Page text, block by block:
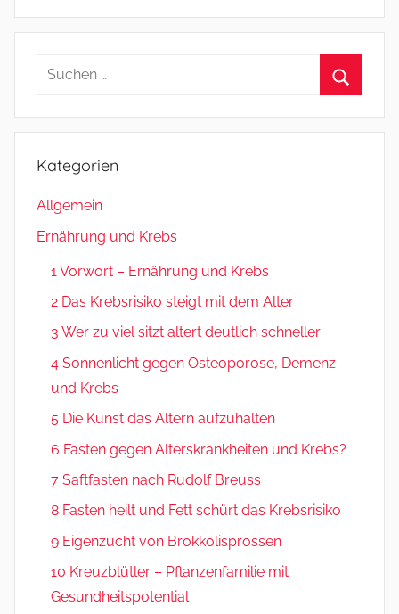
Suchen
Kategorien
Allgemein
Ernährung und Krebs
1 Vorwort – Ernährung und Krebs
2 Das Krebsrisiko steigt mit dem Alter
3 Wer zu viel sitzt altert deutlich schneller
4 Sonnenlicht gegen Osteoporose, Demenz
und Krebs
5 Die Kunst das Altern aufzuhalten
6 Fasten gegen Alterskrankheiten und Krebs?
7 Saftfasten nach Rudolf Breuss
8 Fasten heilt und Fett schürt das Krebsrisiko
9 Eigenzucht von Brokkolisprossen
10 Kreuzblütler – Pflanzenfamilie mit
Gesundheitspotential